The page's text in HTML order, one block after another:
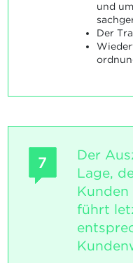
und
Der
7
Der
Lage,
führt